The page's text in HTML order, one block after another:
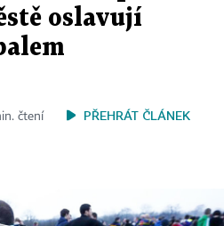
oslavují
čtení PŘEHRÁT ČLÁNEK